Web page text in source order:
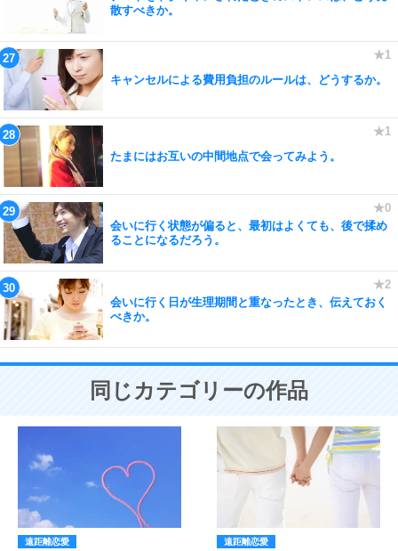
散すべきか。
キャンセルによる費用負担のルールは、どうするか。
たまにはお互いの中間地点で会ってみよう。
会いに行く状態が偏ると、最初はよくても、後で揉め
ることになるだろう。
会いに行く日が生理期間と重なったとき、伝えておく
べきか。
同じカテゴリーの作品
遠距離恋愛 遠距離恋愛